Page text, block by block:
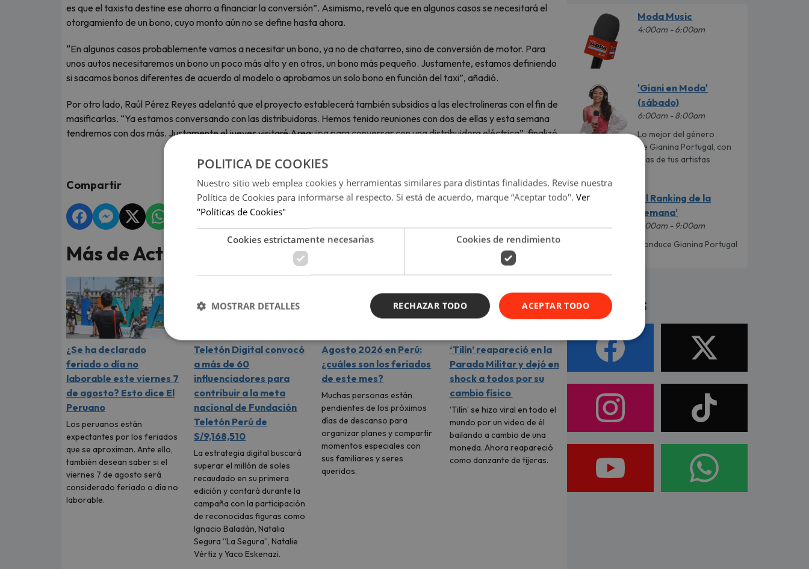
es que el taxista destine ese ahorro a financiar la conversión”. Asimismo, reveló que en algunos casos se necesitará el
otorgamiento de un bono, cuyo monto aún no se define hasta ahora.
“En algunos casos probablemente vamos a necesitar un bono, ya no de chatarreo, sino de conversión de motor. Para
unos autos necesitaremos un bono un poco más alto y en otros, un bono más pequeño. Justamente, estamos definiendo
si sacamos bonos diferentes de acuerdo al modelo o aprobamos un solo bono en función del taxi”, añadió.
Por otro lado, Raúl Pérez Reyes adelantó que el proyecto establecerá también subsidios a las electrolineras con el fin de
masificarlas. “Ya estamos conversando con las distribuidoras. Hemos tenido reuniones con dos de ellas y esta semana
tendremos con dos más. Justamente el jueves visitaré Arequipa para conversar con una distribuidora eléctrica”, finalizó.
Compartir
Más de Actualidad
¿Se ha declarado
feriado o día no
laborable este viernes 7
de agosto? Esto dice El
Peruano
Los peruanos están
expectantes por los feriados
que se aproximan. Ante ello,
también desean saber si el
viernes 7 de agosto será
considerado feriado o día no
laborable.
Teletón Digital convocó
a más de 60
influenciadores para
contribuir a la meta
nacional de Fundación
Teletón Perú de
S/9,168,510
La estrategia digital buscará
superar el millón de soles
recaudado en su primera
edición y contará durante la
campaña con la participación
de reconocidas figuras como
Ignacio Baladán, Natalia
Segura “La Segura”, Natalie
Vértiz y Yaco Eskenazi.
Agosto 2026 en Perú:
¿cuáles son los feriados
de este mes?
Muchas personas están
pendientes de los próximos
días de descanso para
organizar planes y compartir
momentos especiales con
sus familiares y seres
queridos.
‘Tilín’ reapareció en la
Parada Militar y dejó en
shock a todos por su
cambio físico
‘Tilín’ se hizo viral en todo el
mundo por un video de él
bailando a cambio de una
moneda. Ahora reapareció
como danzante de tijeras.
Moda Music
4:00am - 6:00am
'Giani en Moda'
(sábado)
6:00am - 8:00am
Lo mejor del género
urbano al mando de Gianina Portugal, con
los datos más caletas de tus artistas
'El Ranking de la
Semana'
8:00am - 9:00am
Conduce Gianina Portugal
Síguenos
POLITICA DE COOKIES
Nuestro sitio web emplea cookies y herramientas similares para distintas finalidades. Revise nuestra
Política de Cookies para informarse al respecto. Si está de acuerdo, marque “Aceptar todo". Ver
"Políticas de Cookies"
Cookies estrictamente necesarias Cookies de rendimiento
ACEPTAR TODO
RECHAZAR TODO
MOSTRAR DETALLES